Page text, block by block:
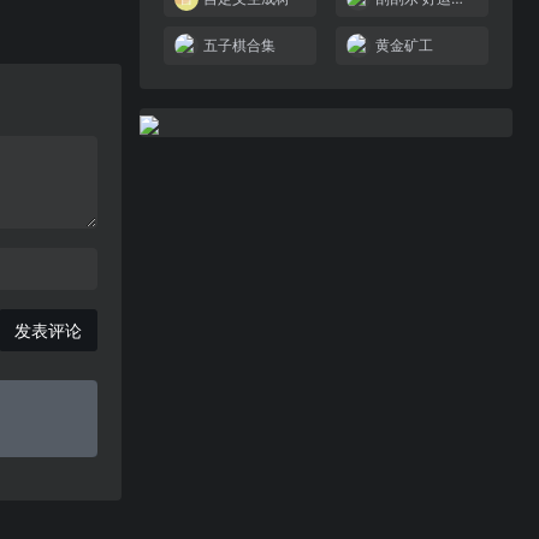
发表评论
五子棋合集 黄金矿工